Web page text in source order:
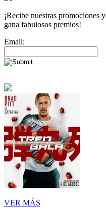
¡Recibe nuestras promociones y
gana fabulosos premios!
Email:
VER MÁS